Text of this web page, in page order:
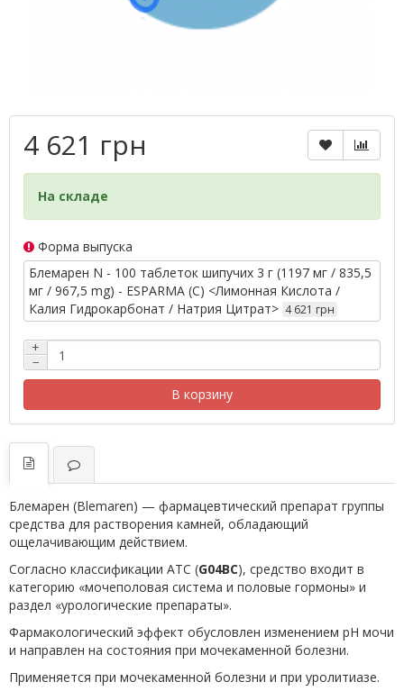
4 621 грн
На складе
Форма выпуска
Блемарен N - 100 таблеток шипучих 3 г (1197 мг / 835,5
мг / 967,5 mg) - ESPARMA (С) <Лимонная Кислота /
Калия Гидрокарбонат / Натрия Цитрат> 4 621 грн
+
−
В корзину
Блемарен (Blemaren) — фармацевтический препарат группы
средства для растворения камней, обладающий
ощелачивающим действием.
Согласно классификации ATC (G04BC), средство входит в
категорию «мочеполовая система и половые гормоны» и
раздел «урологические препараты».
Фармакологический эффект обусловлен изменением pH мочи
и направлен на состояния при мочекаменной болезни.
Применяется при мочекаменной болезни и при уролитиазе.